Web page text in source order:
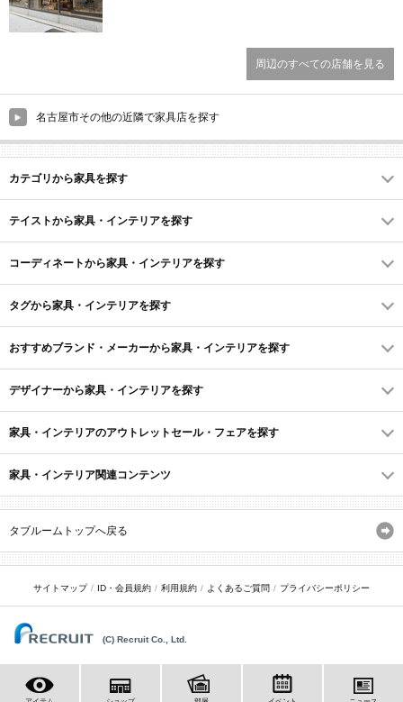
ーテン、遮熱カーテン・断熱カーテン、防音カーテン、ブ
ラインド・ブラインドカーテン、ロールスクリーン・ロー
ルカーテン、アコーディオンカーテン、カフェカーテン、
レースカーテン、シェード・シェードカーテン、すだれ・
ラグ・マット カーペット (ラグ・ラグマット、カーペット、
ペット、玄関マット、フロアマット、チェアマット、トイ
レマット、バスマット、キッチンマット)
キッチン用品 テーブルウェア (キッチン用品・キッチン雑
貨)
リネン、布団、布団カバー、枕、枕カバー、ネックピロ
生活雑貨 (ブックスタンド、デスクマット、傘立て、シュー
ズボックス・靴箱、玄関収納)
ー、キャンドル・キャンドルホルダー、アロマディフュー
ザー・アロマオイル、マガジンラック、花瓶・フラワーベ
ース)
ペット家具・インテリア (ペット対応ソファ・チェア・テー
ット、その他ペット家具・インテリア)
周辺のすべての店舗を見る
名古屋市その他の近隣で家具店を探す
カテゴリから家具を探す
テイストから家具・インテリアを探す
コーディネートから家具・インテリアを探す
タグから家具・インテリアを探す
おすすめブランド・メーカーから家具・インテリアを探す
デザイナーから家具・インテリアを探す
家具・インテリアのアウトレットセール・フェアを探す
家具・インテリア関連コンテンツ
タブルームトップへ戻る
サイトマップ ID・会員規約 利用規約 よくあるご質問 プライバシーポリシー
(C) Recruit Co., Ltd.